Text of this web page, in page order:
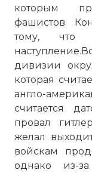
которым
фашистов.
тому, что
дивизии
которая
англо-
считается
провал
желал
войскам
однако из-за